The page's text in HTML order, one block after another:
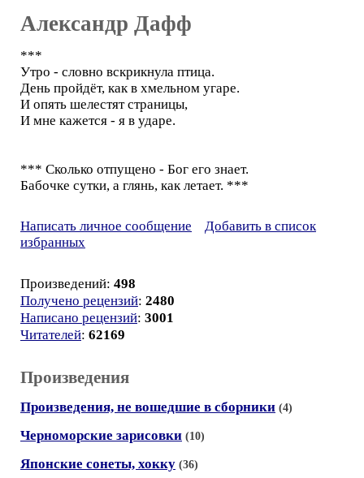
Александр Дафф
***
Утро - словно вскрикнула птица.
День пройдёт, как в хмельном угаре.
И опять шелестят страницы,
И мне кажется - я в ударе.
*** Сколько отпущено - Бог его знает.
Бабочке сутки, а глянь, как летает. ***
Написать личное сообщение
Добавить в список
избранных
Произведений: 498
Получено рецензий: 2480
Написано рецензий: 3001
Читателей: 62169
Произведения
Произведения, не вошедшие в сборники (4)
Черноморские зарисовки (10)
Японские сонеты, хокку (36)